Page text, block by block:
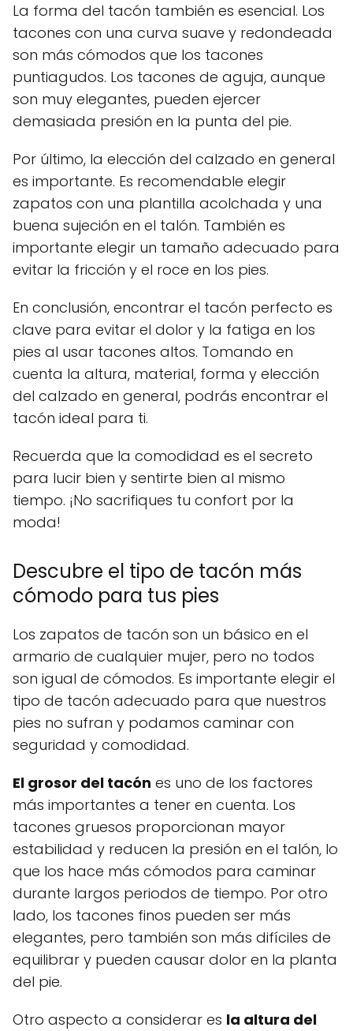
La forma del tacón también es esencial. Los
tacones con una curva suave y redondeada
son más cómodos que los tacones
puntiagudos. Los tacones de aguja, aunque
son muy elegantes, pueden ejercer
demasiada presión en la punta del pie.
Por último, la elección del calzado en general
es importante. Es recomendable elegir
zapatos con una plantilla acolchada y una
buena sujeción en el talón. También es
importante elegir un tamaño adecuado para
evitar la fricción y el roce en los pies.
En conclusión, encontrar el tacón perfecto es
clave para evitar el dolor y la fatiga en los
pies al usar tacones altos. Tomando en
cuenta la altura, material, forma y elección
del calzado en general, podrás encontrar el
tacón ideal para ti.
Recuerda que la comodidad es el secreto
para lucir bien y sentirte bien al mismo
tiempo. ¡No sacrifiques tu confort por la
moda!
Descubre el tipo de tacón más
cómodo para tus pies
Los zapatos de tacón son un básico en el
armario de cualquier mujer, pero no todos
son igual de cómodos. Es importante elegir el
tipo de tacón adecuado para que nuestros
pies no sufran y podamos caminar con
seguridad y comodidad.
El grosor del tacón es uno de los factores
más importantes a tener en cuenta. Los
tacones gruesos proporcionan mayor
estabilidad y reducen la presión en el talón, lo
que los hace más cómodos para caminar
durante largos periodos de tiempo. Por otro
lado, los tacones finos pueden ser más
elegantes, pero también son más difíciles de
equilibrar y pueden causar dolor en la planta
del pie.
Otro aspecto a considerar es la altura del